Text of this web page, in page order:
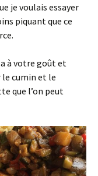
je voulais essayer
piquant que ce
à votre goût et
cumin et le
que l’on peut